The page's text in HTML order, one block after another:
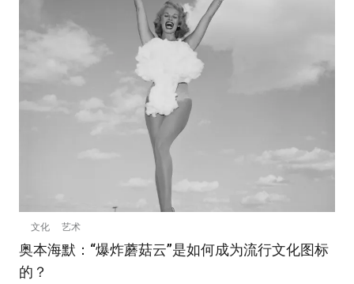
文化 艺术
奥本海默：“爆炸蘑菇云”是如何成为流行文化图标
的？